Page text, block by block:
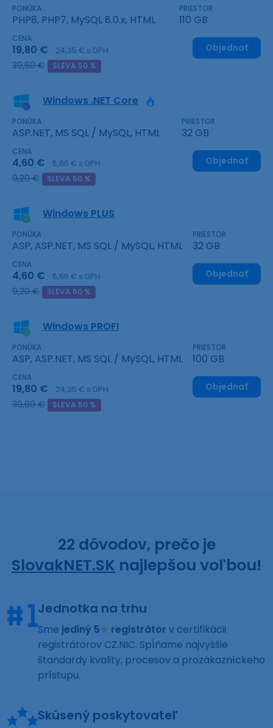
PONÚKA
PHP8, PHP7, MySQL 8.0.x, HTML
PRIESTOR
110 GB
CENA
19,80 € 24,35 € s DPH
39,60 € SLEVA 50 %
Objednať
Windows .NET Core
PONÚKA
ASP.NET, MS SQL / MySQL, HTML
PRIESTOR
32 GB
CENA
4,60 € 5,66 € s DPH
9,20 € SLEVA 50 %
Objednať
Windows PLUS
PONÚKA
ASP, ASP.NET, MS SQL / MySQL, HTML
PRIESTOR
32 GB
CENA
4,60 € 5,66 € s DPH
9,20 € SLEVA 50 %
Objednať
Windows PROFI
PONÚKA
ASP, ASP.NET, MS SQL / MySQL, HTML
PRIESTOR
100 GB
CENA
19,80 € 24,35 € s DPH
39,60 € SLEVA 50 %
Objednať
22 dôvodov, prečo je
SlovakNET.SK najlepšou voľbou!
Jednotka na trhu
Sme jediný 5★ registrátor v certifikácii
registrátorov CZ.NIC. Spĺňame najvyššie
štandardy kvality, procesov a prozákazníckeho
prístupu.
Skúsený poskytovateľ